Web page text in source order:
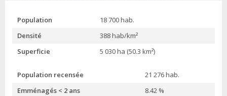
Population
18 700 hab.
Densité
388 hab/km²
Superficie
5 030 ha (50.3 km²)
Population recensée
21 276 hab.
Emménagés < 2 ans
8.42 %